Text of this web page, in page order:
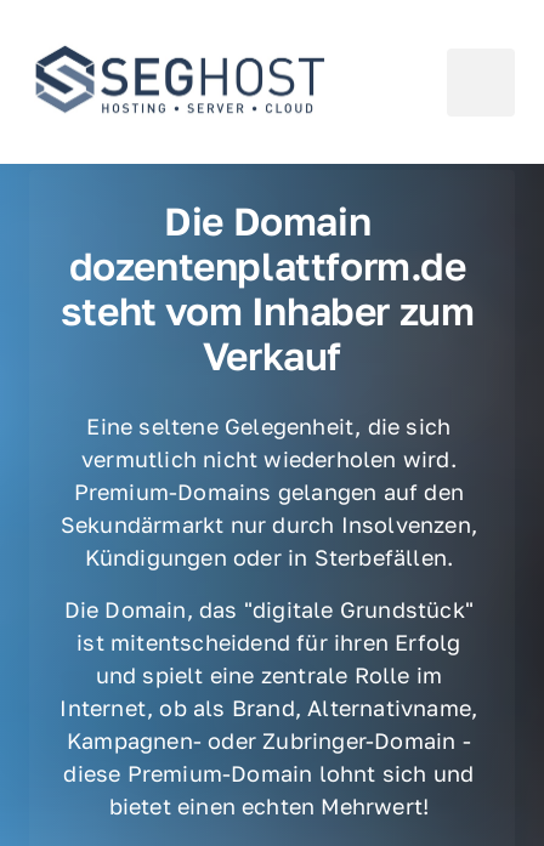
Die Domain
dozentenplattform.de
steht vom Inhaber zum
Verkauf
Eine seltene Gelegenheit, die sich
vermutlich nicht wiederholen wird.
Premium-Domains gelangen auf den
Sekundärmarkt nur durch Insolvenzen,
Kündigungen oder in Sterbefällen.
Die Domain, das "digitale Grundstück"
ist mitentscheidend für ihren Erfolg
und spielt eine zentrale Rolle im
Internet, ob als Brand, Alternativname,
Kampagnen- oder Zubringer-Domain -
diese Premium-Domain lohnt sich und
bietet einen echten Mehrwert!